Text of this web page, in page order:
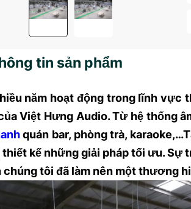
tin sản phẩm
năm hoạt động trong lĩnh vực
Việt Hưng Audio. Từ hệ thống
quán bar, phòng trà,
thiết kế những giải pháp tối ưu.
chúng tôi đã làm nên một thương